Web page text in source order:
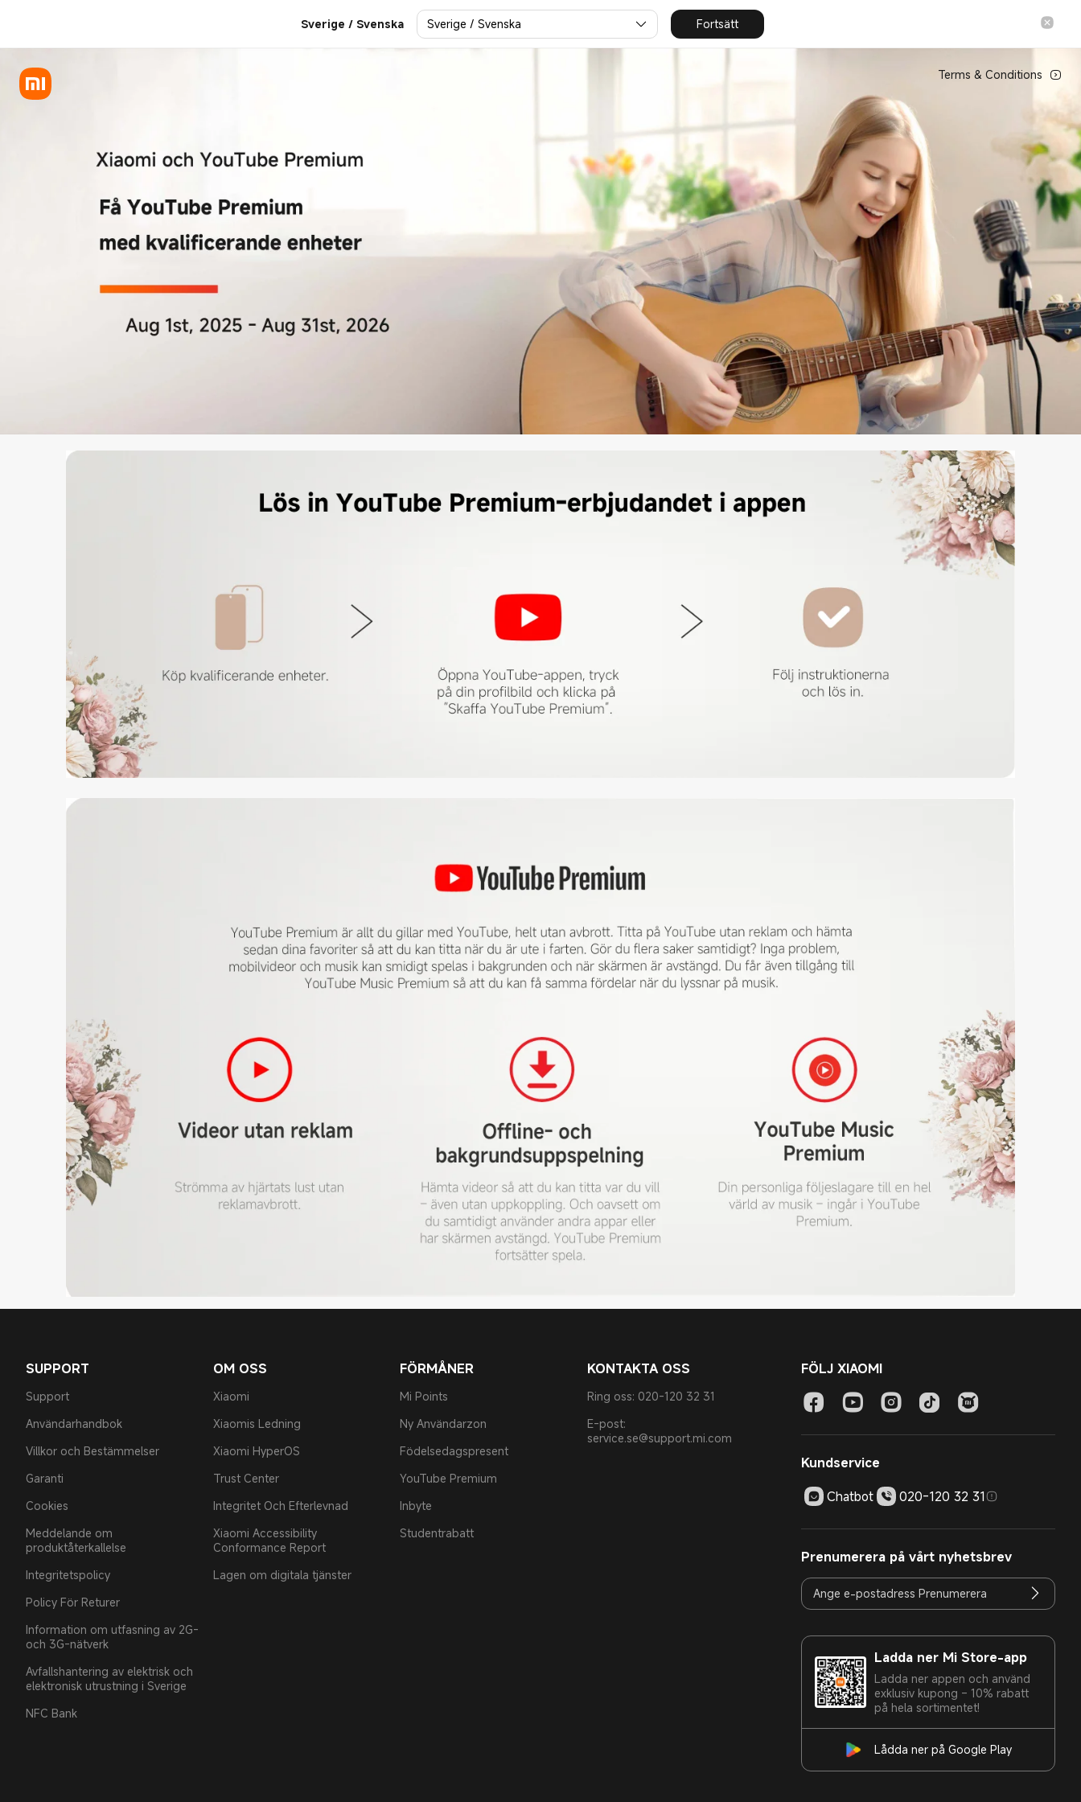
Sverige / Svenska Sverige / Svenska Fortsätt
Få YouTube Premium med kvalificerande enheter
Terms & Conditions
SUPPORT
Support
Användarhandbok
Villkor och Bestämmelser
Garanti
Cookies
Meddelande om
produktåterkallelse
Integritetspolicy
Policy För Returer
Information om utfasning av 2G-
och 3G-nätverk
Avfallshantering av elektrisk och
elektronisk utrustning i Sverige
NFC Bank
OM OSS
Xiaomi
Xiaomis Ledning
Xiaomi HyperOS
Trust Center
Integritet Och Efterlevnad
Xiaomi Accessibility
Conformance Report
Lagen om digitala tjänster
FÖRMÅNER
Mi Points
Ny Användarzon
Födelsedagspresent
YouTube Premium
Inbyte
Studentrabatt
KONTAKTA OSS
Ring oss: 020-120 32 31
E-post:
service.se@support.mi.com
FÖLJ XIAOMI
Kundservice
Chatbot
020-120 32 31
Prenumerera på vårt nyhetsbrev
Ladda ner Mi Store-app
Ladda ner appen och använd
exklusiv kupong – 10% rabatt
på hela sortimentet!
Lådda ner på Google Play